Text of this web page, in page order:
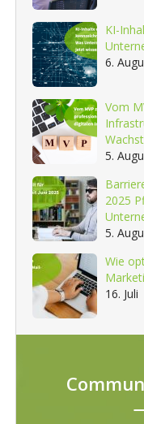
KI-
6.
Vom
5.
2025
5.
Wie
16. Juli